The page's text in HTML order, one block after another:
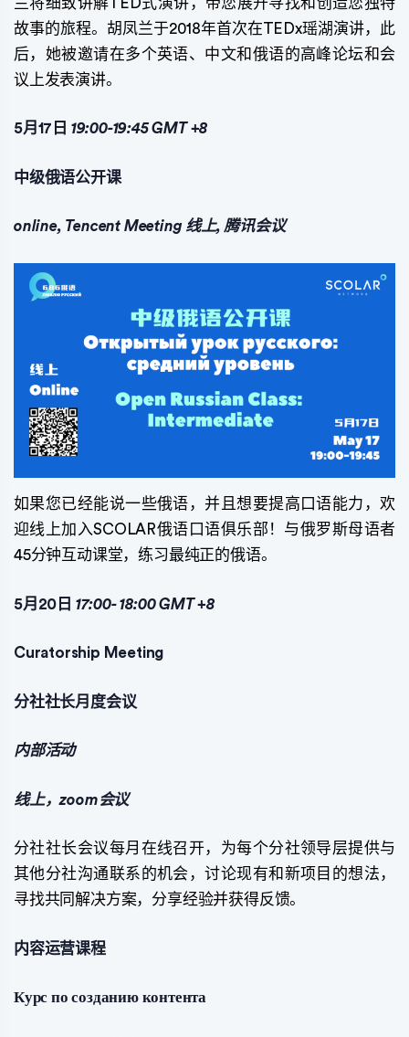
故事的旅程。胡凤兰于2018年首次在TEDx瑶湖演讲，此
后，她被邀请在多个英语、中文和俄语的高峰论坛和会
议上发表演讲。
5月17日 19:00-19:45 GMT +8
中级俄语公开课
online, Tencent Meeting 线上, 腾讯会议
如果您已经能说一些俄语，并且想要提高口语能力，欢
迎线上加入SCOLAR俄语口语俱乐部！与俄罗斯母语者
45分钟互动课堂，练习最纯正的俄语。
5月20日 17:00- 18:00 GMT +8
Curatorship Meeting
分社社长月度会议
内部活动
线上，zoom会议
分社社长会议每月在线召开，为每个分社领导层提供与
其他分社沟通联系的机会，讨论现有和新项目的想法，
寻找共同解决方案，分享经验并获得反馈。
内容运营课程
Курс по созданию контента